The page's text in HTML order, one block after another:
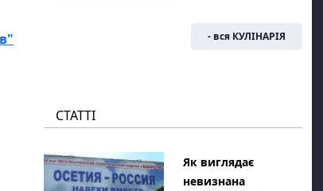
- вся КУЛІНАРІЯ
СТАТТІ
Як виглядає
невизнана